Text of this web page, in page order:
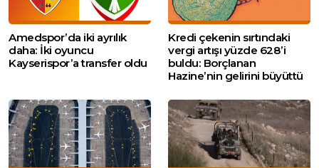
Amedspor’da iki ayrılık
daha: İki oyuncu
Kayserispor’a transfer oldu
Kredi çekenin sırtındaki
vergi artışı yüzde 628’i
buldu: Borçlanan
Hazine’nin gelirini büyüttü